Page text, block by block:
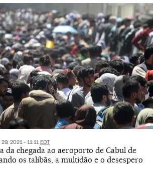
29, 2021 - 11:11 EDT
da chegada ao aeroporto de Cabul de
os talibãs, a multidão e o desespero